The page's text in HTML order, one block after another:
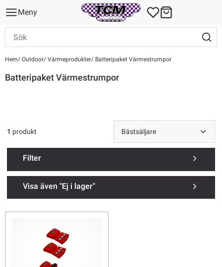
Meny
Hem Outdoor Värmeprodukter Batteripaket Värmestrumpor
Batteripaket Värmestrumpor
Filter
Visa även "Ej i lager"
1 produkt